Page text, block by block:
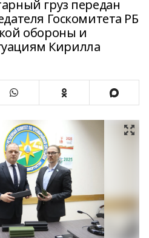
груз передан
Госкомитета РБ
обороны и
Кирилла